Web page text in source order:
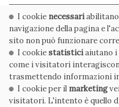
PRIVACY
CONDIZIONI
CODICE
I cookie necessariabilitano
navigazione della pagina e
sito non può funzionare
I cookiestatisticiaiutano i
come i visitatori
trasmettendo informazioni
I cookie per il marketing
visitatori. L'intento è quello